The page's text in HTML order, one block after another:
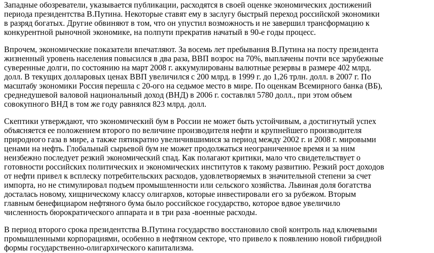
Западные обозреватели, указывается публикации, расходятся в своей оценке экономических достижений
периода президентства В.Путина. Некоторые ставят ему в заслугу быстрый переход российской экономики
в разряд богатых. Другие обвиняют в том, что он упустил возможность и не завершил трансформацию к
конкурентной рыночной экономике, на полпути прекратив начатый в 90-е годы процесс.
Впрочем, экономические показатели впечатляют. За восемь лет пребывания В.Путина на посту президента
жизненный уровень населения повысился в два раза, ВВП возрос на 70%, выплачены почти все зарубежные
суверенные долги, по состоянию на март 2008 г. аккумулированы валютные резервы в размере 402 млрд.
долл. В текущих долларовых ценах ВВП увеличился с 200 млрд. в 1999 г. до 1,26 трлн. долл. в 2007 г. По
масштабу экономики Россия перешла с 20-ого на седьмое место в мире. По оценкам Всемирного банка (ВБ),
среднедушевой валовой национальный доход (ВНД) в 2006 г. составлял 5780 долл., при этом объем
совокупного ВНД в том же году равнялся 823 млрд. долл.
Скептики утверждают, что экономический бум в России не может быть устойчивым, а достигнутый успех
объясняется ее положением второго по величине производителя нефти и крупнейшего производителя
природного газа в мире, а также пятикратно увеличившимися за период между 2002 г. и 2008 г. мировыми
ценами на нефть. Глобальный сырьевой бум не может продолжаться неограниченное время и за ним
неизбежно последует резкий экономический спад. Как полагают критики, мало что свидетельствует о
готовности российских политических и экономических институтов к такому развитию. Резкий рост доходов
от нефти привел к всплеску потребительских расходов, удовлетворяемых в значительной степени за счет
импорта, но не стимулировал подъем промышленности или сельского хозяйства. Львиная доля богатства
досталась новому, хищническому классу олигархов, которые инвестировали его за рубежом. Вторым
главным бенефициаром нефтяного бума было российское государство, которое вдвое увеличило
численность бюрократического аппарата и в три раза -военные расходы.
В период второго срока президентства В.Путина государство восстановило свой контроль над ключевыми
промышленными корпорациями, особенно в нефтяном секторе, что привело к появлению новой гибридной
формы государственно-олигархического капитализма.